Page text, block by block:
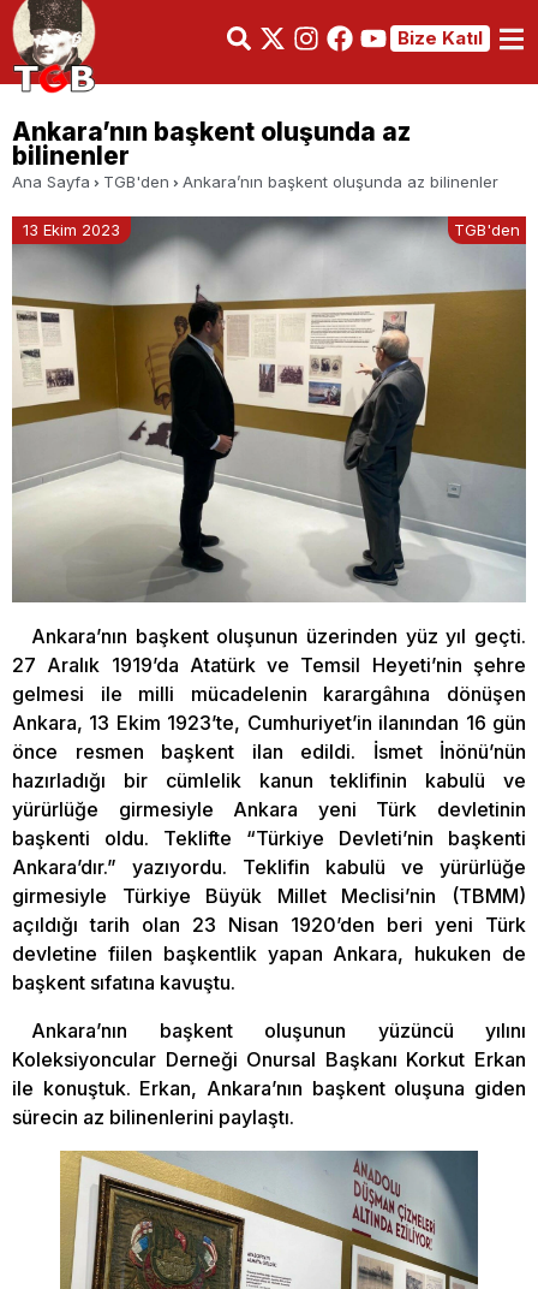
Bize Katıl
Ankara’nın başkent oluşunda az
bilinenler
Ana Sayfa TGB'den Ankara’nın başkent oluşunda az bilinenler
13 Ekim 2023 TGB'den
Ankara’nın başkent oluşunun üzerinden yüz yıl geçti.
27 Aralık 1919’da Atatürk ve Temsil Heyeti’nin şehre
gelmesi ile milli mücadelenin karargâhına dönüşen
Ankara, 13 Ekim 1923’te, Cumhuriyet’in ilanından 16 gün
önce resmen başkent ilan edildi. İsmet İnönü’nün
hazırladığı bir cümlelik kanun teklifinin kabulü ve
yürürlüğe girmesiyle Ankara yeni Türk devletinin
başkenti oldu. Teklifte “Türkiye Devleti’nin başkenti
Ankara’dır.” yazıyordu. Teklifin kabulü ve yürürlüğe
girmesiyle Türkiye Büyük Millet Meclisi’nin (TBMM)
açıldığı tarih olan 23 Nisan 1920’den beri yeni Türk
devletine fiilen başkentlik yapan Ankara, hukuken de
başkent sıfatına kavuştu.
Ankara’nın başkent oluşunun yüzüncü yılını
Koleksiyoncular Derneği Onursal Başkanı Korkut Erkan
ile konuştuk. Erkan, Ankara’nın başkent oluşuna giden
sürecin az bilinenlerini paylaştı.